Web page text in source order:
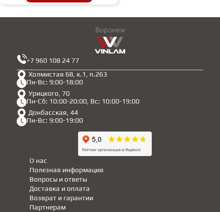
Воронеж
Холмистая 68, к.1, п.263
Пн-Вс: 9:00-18:00
Урицкого, 70
Пн-Сб: 10:00-20:00, Вс: 10:00-19:00
Донбасская, 44
Пн-Вс: 9:00-19:00
+7 960 108 24 77
Полезная информация
Партнерам
Вопросы и ответы
Доставка и оплата
Возврат и гарантии
О нас